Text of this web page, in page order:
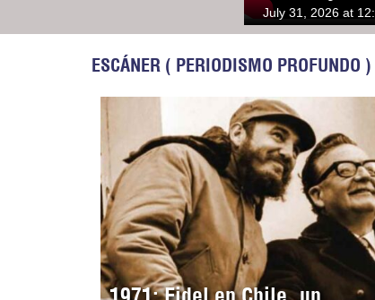
July 31, 2026 at
ESCÁNER ( PERIODISMO PROFUNDO )